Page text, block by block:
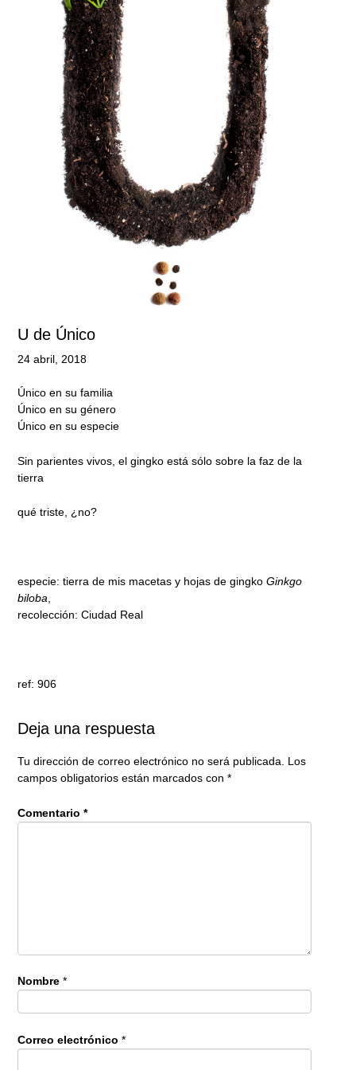
U de Único
24 abril, 2018
Único en su familia
Único en su género
Único en su especie
Sin parientes vivos, el gingko está sólo sobre la faz de la
tierra
qué triste, ¿no?
especie: tierra de mis macetas y hojas de gingko Ginkgo
biloba
recolección: Ciudad Real
ref: 906
Deja una respuesta
Tu dirección de correo electrónico no será publicada. Los
campos obligatorios están marcados con *
Comentario *
Nombre *
Correo electrónico *